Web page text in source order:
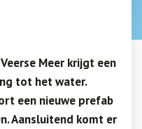
Meer krijgt een
tot het water.
een nieuwe prefab
Aansluitend komt er